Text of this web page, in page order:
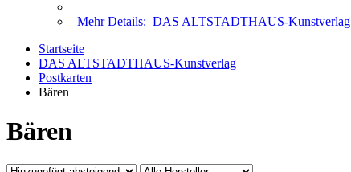
Mehr Details: DAS ALTSTADTHAUS-Kunstverlag
Startseite
DAS ALTSTADTHAUS-Kunstverlag
Postkarten
Bären
Bären